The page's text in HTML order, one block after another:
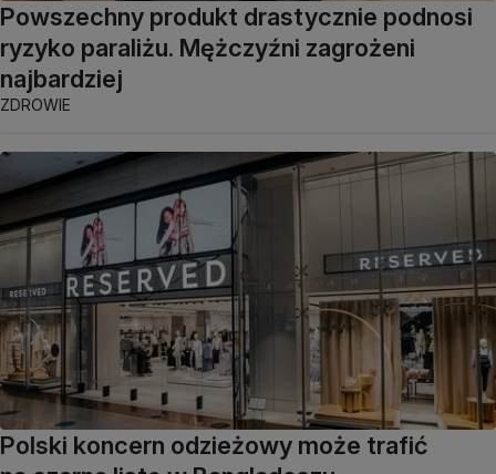
Powszechny produkt drastycznie podnosi
ryzyko paraliżu. Mężczyźni zagrożeni
najbardziej
ZDROWIE
Polski koncern odzieżowy może trafić